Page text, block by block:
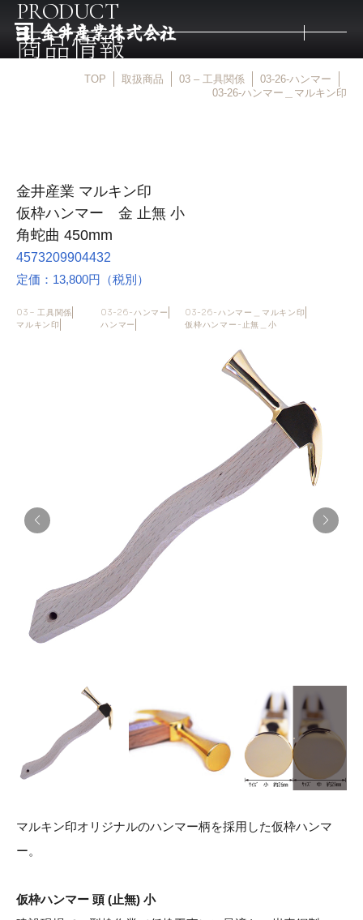
取扱メーカー
金井産業の強み
お問い合わせはこちら
PRODUCT
商品情報
TOP 取扱商品 03 – 工具関係
03-26-ハンマー
03-26-ハンマー＿マルキン印
金井産業 マルキン印
仮枠ハンマー 金 止無 小
角蛇曲 450mm
4573209904432
定価：13,800円（税別）
03 – 工具関係 03-26-ハンマー
03-26-ハンマー＿マルキン印
マルキン印
ハンマー 仮枠ハンマー-止無＿小
マルキン印オリジナルのハンマー柄を採用した仮枠ハンマ
ー。
仮枠ハンマー 頭 (止無) 小